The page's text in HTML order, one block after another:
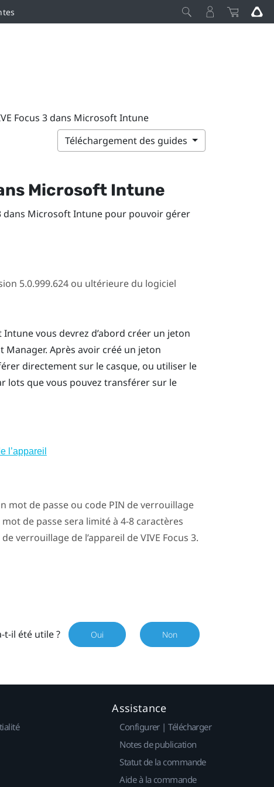
Focus 3 dans Microsoft Intune
Téléchargement des guides
Microsoft Intune
dans Microsoft Intunepour pouvoir gérer
5.0.999.624 ou ultérieure du logiciel
Intunevous devrez d’abord créer un jeton
Manager. Après avoir créé un jeton
directement sur le casque, ou utiliser le
lots que vous pouvez transférer sur le
l’appareil
mot de passe ou code PIN de verrouillage
mot de passe sera limité à 4-8 caractères
verrouillage de l’appareil deVIVE Focus 3.
t-il été utile ? Oui Non
Assistance
Configurer | Télécharger
Notes de publication
Statut de la commande
Aide à la commande